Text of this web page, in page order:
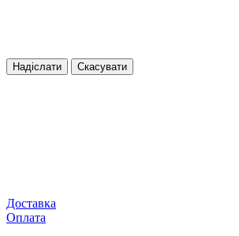
Надіслати Скасувати
Доставка
Оплата